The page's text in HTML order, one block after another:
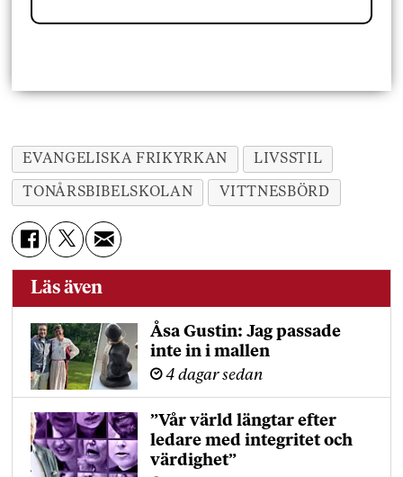
EVANGELISKA FRIKYRKAN LIVSSTIL
TONÅRSBIBELSKOLAN VITTNESBÖRD
Läs även
Åsa Gustin: Jag passade
inte in i mallen
4 dagar sedan
”Vår värld längtar efter
ledare med integritet och
värdighet”